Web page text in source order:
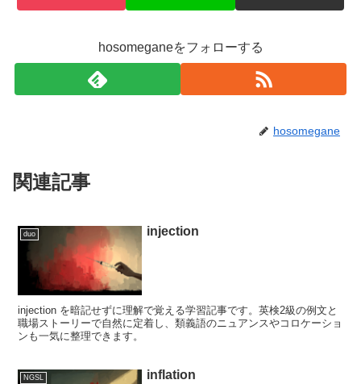
hosomeganeをフォローする
hosomegane
関連記事
duo injection
injection を暗記せずに理解で覚える学習記事です。英検2級の例文と
職場ストーリーで自然に定着し、類義語のニュアンスやコロケーショ
ンも一気に整理できます。
NGSL inflation